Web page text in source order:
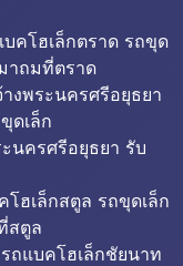
คโฮเล็กตราด รถขุด
าถมที่ตราด
งพระนครศรีอยุธยา
ดเล็ก
นครศรีอยุธยา รับ
ฮเล็กสตูล รถขุดเล็ก
สตูล
ถแบคโฮเล็กชัยนาท